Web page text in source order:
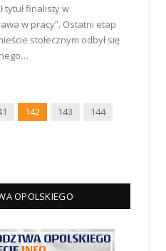
tytuł finalisty w
w pracy”. Ostatni etap
stołecznym odbył się
142 143
144
OPOLSKIEGO